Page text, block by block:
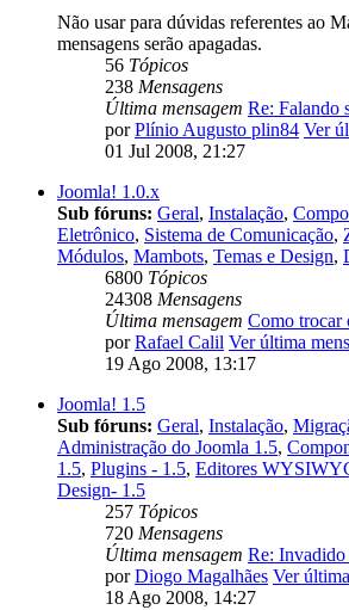
Não usar para dúvidas referentes ao
mensagens serão apagadas.
56 Tópicos
238 Mensagens
Última mensagem Re: Falando
porPlínio Augusto plin84 Ver
01 Jul 2008, 21:27
Joomla! 1.0.x
Sub fóruns: Geral, Instalação,
Eletrônico, Sistema de Comunicação,
Módulos, Mambots, Temas e Design,
6800 Tópicos
24308 Mensagens
Última mensagem Como
porRafael Calil Ver última
19 Ago 2008, 13:17
Joomla! 1.5
Sub fóruns: Geral, Instalação,
Administração do Joomla 1.5,
1.5, Plugins - 1.5, Editores
Design- 1.5
257 Tópicos
720 Mensagens
Última mensagem Re:
porDiogo Magalhães Ver
18 Ago 2008, 14:27